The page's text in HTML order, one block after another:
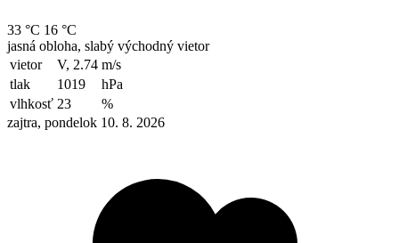
33 °C 16 °C
jasná obloha, slabý východný vietor
vietor
V, 2.74 m/s
tlak
1019
hPa
vlhkosť 23
%
zajtra, pondelok 10. 8. 2026